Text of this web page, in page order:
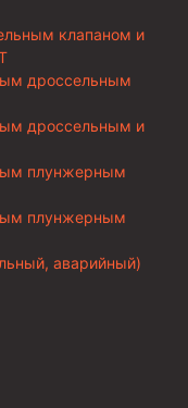
клапаном и
дроссельным
дроссельным и
плунжерным
плунжерным
аварийный)